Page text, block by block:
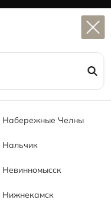
PL
Набережные Челны
Нальчик
Невинномысск
Нижнекамск